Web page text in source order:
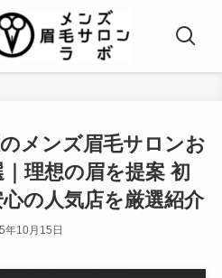
メンズ眉毛サロンお
理想の眉を提案 初
の人気店を厳選紹介
年10月15日